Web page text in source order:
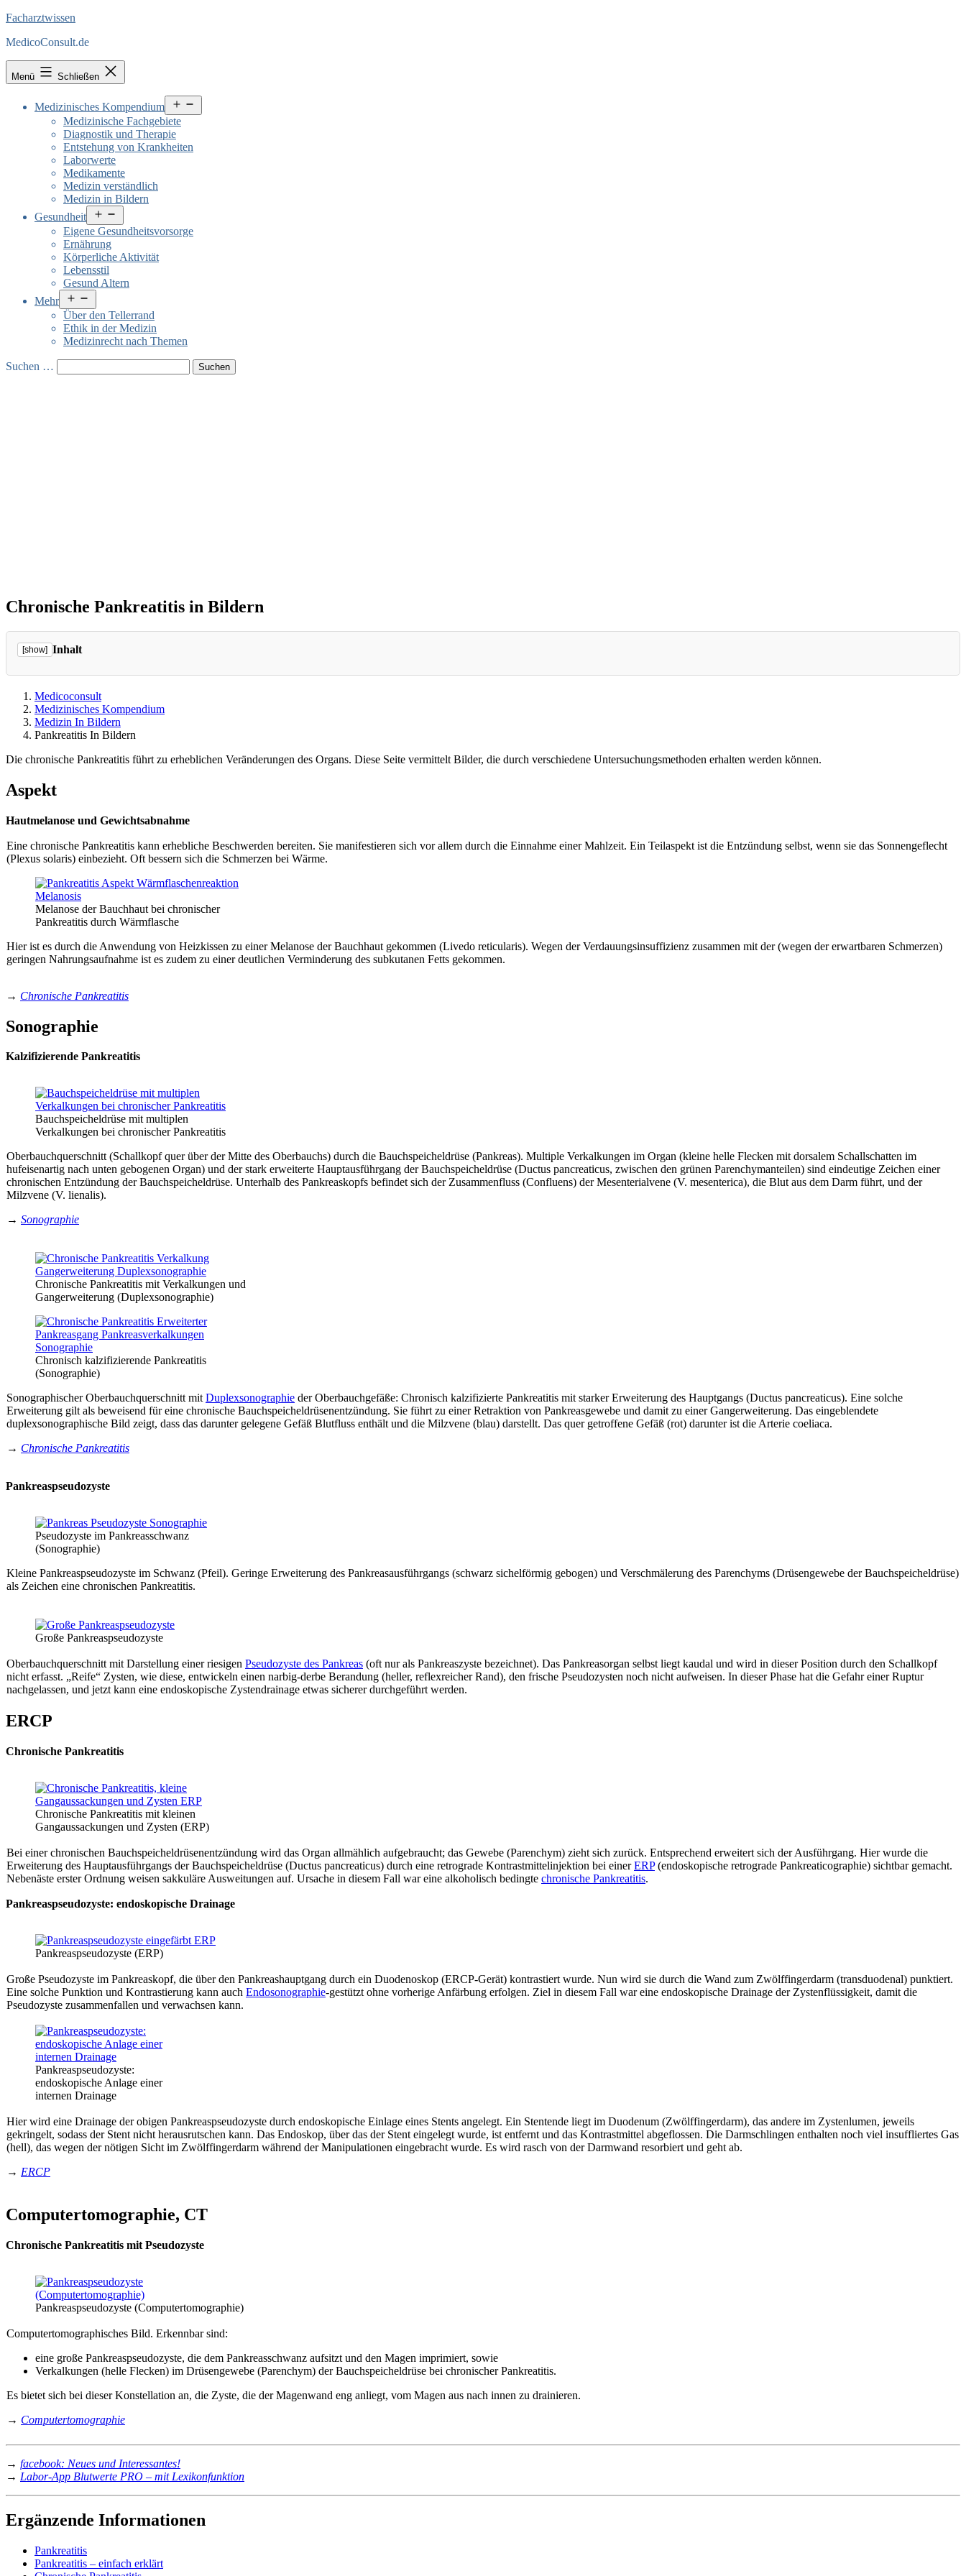
Facharztwissen
MedicoConsult.de
Menü Schließen
Medizinisches Kompendium
öffnen
Medizinische Fachgebiete
Diagnostik und Therapie
Entstehung von Krankheiten
Laborwerte
Medikamente
Medizin verständlich
Medizin in Bildern
Gesundheit
öffnen
Eigene Gesundheitsvorsorge
Ernährung
Körperliche Aktivität
Lebensstil
Gesund Altern
Mehr
öffnen
Über den Tellerrand
Ethik in der Medizin
Medizinrecht nach Themen
Suchen …
Chronische Pankreatitis in Bildern
[show] Inhalt
Medicoconsult
Medizinisches Kompendium
Medizin In Bildern
Pankreatitis In Bildern
Die chronische Pankreatitis führt zu erheblichen Veränderungen des Organs. Diese Seite vermittelt Bilder, die durch verschiedene Untersuchungsmethoden erhalten werden können.
Aspekt
Hautmelanose und Gewichtsabnahme
Eine chronische Pankreatitis kann erhebliche Beschwerden bereiten. Sie manifestieren sich vor allem durch die Einnahme einer Mahlzeit. Ein Teilaspekt ist die Entzündung selbst, wenn sie das Sonnengeflecht
(Plexus solaris) einbezieht. Oft bessern sich die Schmerzen bei Wärme.
Melanose der Bauchhaut bei chronischer
Pankreatitis durch Wärmflasche
Hier ist es durch die Anwendung von Heizkissen zu einer Melanose der Bauchhaut gekommen (Livedo reticularis). Wegen der Verdauungsinsuffizienz zusammen mit der (wegen der erwartbaren Schmerzen)
geringen Nahrungsaufnahme ist es zudem zu einer deutlichen Verminderung des subkutanen Fetts gekommen.
→ Chronische Pankreatitis
Sonographie
Kalzifizierende Pankreatitis
Bauchspeicheldrüse mit multiplen
Verkalkungen bei chronischer Pankreatitis
Oberbauchquerschnitt (Schallkopf quer über der Mitte des Oberbauchs) durch die Bauchspeicheldrüse (Pankreas). Multiple Verkalkungen im Organ (kleine helle Flecken mit dorsalem Schallschatten im
hufeisenartig nach unten gebogenen Organ) und der stark erweiterte Hauptausführgang der Bauchspeicheldrüse (Ductus pancreaticus, zwischen den grünen Parenchymanteilen) sind eindeutige Zeichen einer
chronischen Entzündung der Bauchspeicheldrüse. Unterhalb des Pankreaskopfs befindet sich der Zusammenfluss (Confluens) der Mesenterialvene (V. mesenterica), die Blut aus dem Darm führt, und der
Milzvene (V. lienalis).
→ Sonographie
Chronische Pankreatitis mit Verkalkungen und
Gangerweiterung (Duplexsonographie)
Chronisch kalzifizierende Pankreatitis
(Sonographie)
Sonographischer Oberbauchquerschnitt mitDuplexsonographie der Oberbauchgefäße: Chronisch kalzifizierte Pankreatitis mit starker Erweiterung des Hauptgangs (Ductus pancreaticus). Eine solche
Erweiterung gilt als beweisend für eine chronische Bauchspeicheldrüsenentzündung. Sie führt zu einer Retraktion von Pankreasgewebe und damit zu einer Gangerweiterung. Das eingeblendete
duplexsonographische Bild zeigt, dass das darunter gelegene Gefäß Blutfluss enthält und die Milzvene (blau) darstellt. Das quer getroffene Gefäß (rot) darunter ist die Arterie coeliaca.
→ Chronische Pankreatitis
Pankreaspseudozyste
Pseudozyste im Pankreasschwanz
(Sonographie)
Kleine Pankreaspseudozyste im Schwanz (Pfeil). Geringe Erweiterung des Pankreasausführgangs (schwarz sichelförmig gebogen) und Verschmälerung des Parenchyms (Drüsengewebe der Bauchspeicheldrüse)
als Zeichen eine chronischen Pankreatitis.
Große Pankreaspseudozyste
Oberbauchquerschnitt mit Darstellung einer riesigen Pseudozyste des Pankreas (oft nur als Pankreaszyste bezeichnet). Das Pankreasorgan selbst liegt kaudal und wird in dieser Position durch den Schallkopf
nicht erfasst. „Reife“ Zysten, wie diese, entwickeln einen narbig-derbe Berandung (heller, reflexreicher Rand), den frische Pseudozysten noch nicht aufweisen. In dieser Phase hat die Gefahr einer Ruptur
nachgelassen, und jetzt kann eine endoskopische Zystendrainage etwas sicherer durchgeführt werden.
ERCP
Chronische Pankreatitis
Chronische Pankreatitis mit kleinen
Gangaussackungen und Zysten (ERP)
Bei einer chronischen Bauchspeicheldrüsenentzündung wird das Organ allmählich aufgebraucht; das Gewebe (Parenchym) zieht sich zurück. Entsprechend erweitert sich der Ausführgang. Hier wurde die
Erweiterung des Hauptausführgangs der Bauchspeicheldrüse (Ductus pancreaticus) durch eine retrograde Kontrastmittelinjektion bei einerERP(endoskopische retrograde Pankreaticographie) sichtbar gemacht.
Nebenäste erster Ordnung weisen sakkuläre Ausweitungen auf. Ursache in diesem Fall war eine alkoholisch bedingte chronische Pankreatitis.
Pankreaspseudozyste: endoskopische Drainage
Pankreaspseudozyste (ERP)
Große Pseudozyste im Pankreaskopf, die über den Pankreashauptgang durch ein Duodenoskop (ERCP-Gerät) kontrastiert wurde. Nun wird sie durch die Wand zum Zwölffingerdarm (transduodenal) punktiert.
Eine solche Punktion und Kontrastierung kann auch Endosonographie-gestützt ohne vorherige Anfärbung erfolgen. Ziel in diesem Fall war eine endoskopische Drainage der Zystenflüssigkeit, damit die
Pseudozyste zusammenfallen und verwachsen kann.
Pankreaspseudozyste:
endoskopische Anlage einer
internen Drainage
Hier wird eine Drainage der obigen Pankreaspseudozyste durch endoskopische Einlage eines Stents angelegt. Ein Stentende liegt im Duodenum (Zwölffingerdarm), das andere im Zystenlumen, jeweils
gekringelt, sodass der Stent nicht herausrutschen kann. Das Endoskop, über das der Stent eingelegt wurde, ist entfernt und das Kontrastmittel abgeflossen. Die Darmschlingen enthalten noch viel insuffliertes Gas
(hell), das wegen der nötigen Sicht im Zwölffingerdarm während der Manipulationen eingebracht wurde. Es wird rasch von der Darmwand resorbiert und geht ab.
→ ERCP
Computertomographie, CT
Chronische Pankreatitis mit Pseudozyste
Pankreaspseudozyste (Computertomographie)
Computertomographisches Bild. Erkennbar sind:
eine große Pankreaspseudozyste, die dem Pankreasschwanz aufsitzt und den Magen imprimiert, sowie
Verkalkungen (helle Flecken) im Drüsengewebe (Parenchym) der Bauchspeicheldrüse bei chronischer Pankreatitis.
Es bietet sich bei dieser Konstellation an, die Zyste, die der Magenwand eng anliegt, vom Magen aus nach innen zu drainieren.
→ Computertomographie
→ facebook: Neues und Interessantes!
→ Labor-App Blutwerte PRO – mit Lexikonfunktion
Ergänzende Informationen
Pankreatitis
Pankreatitis – einfach erklärt